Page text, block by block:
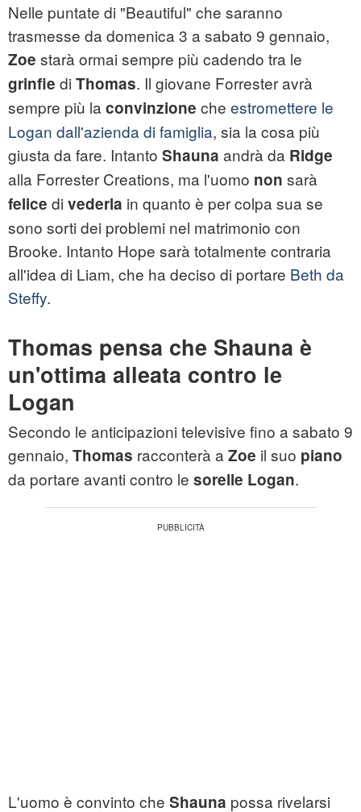
Nelle puntate di "Beautiful" che saranno
trasmesse da domenica 3 a sabato 9 gennaio,
Zoe starà ormai sempre più cadendo tra le
grinfie di Thomas. Il giovane Forrester avrà
sempre più la convinzione che estromettere le
Logan dall'azienda di famiglia, sia la cosa più
giusta da fare. Intanto Shauna andrà da Ridge
alla Forrester Creations, ma l'uomo non sarà
felice di vederla in quanto è per colpa sua se
sono sorti dei problemi nel matrimonio con
Brooke. Intanto Hope sarà totalmente contraria
all'idea di Liam, che ha deciso di portare Beth da
Steffy.
Thomas pensa che Shauna è
un'ottima alleata contro le
Logan
Secondo le anticipazioni televisive fino a sabato 9
gennaio, Thomas racconterà a Zoe il suo piano
da portare avanti contro le sorelle Logan.
L'uomo è convinto che Shauna possa rivelarsi